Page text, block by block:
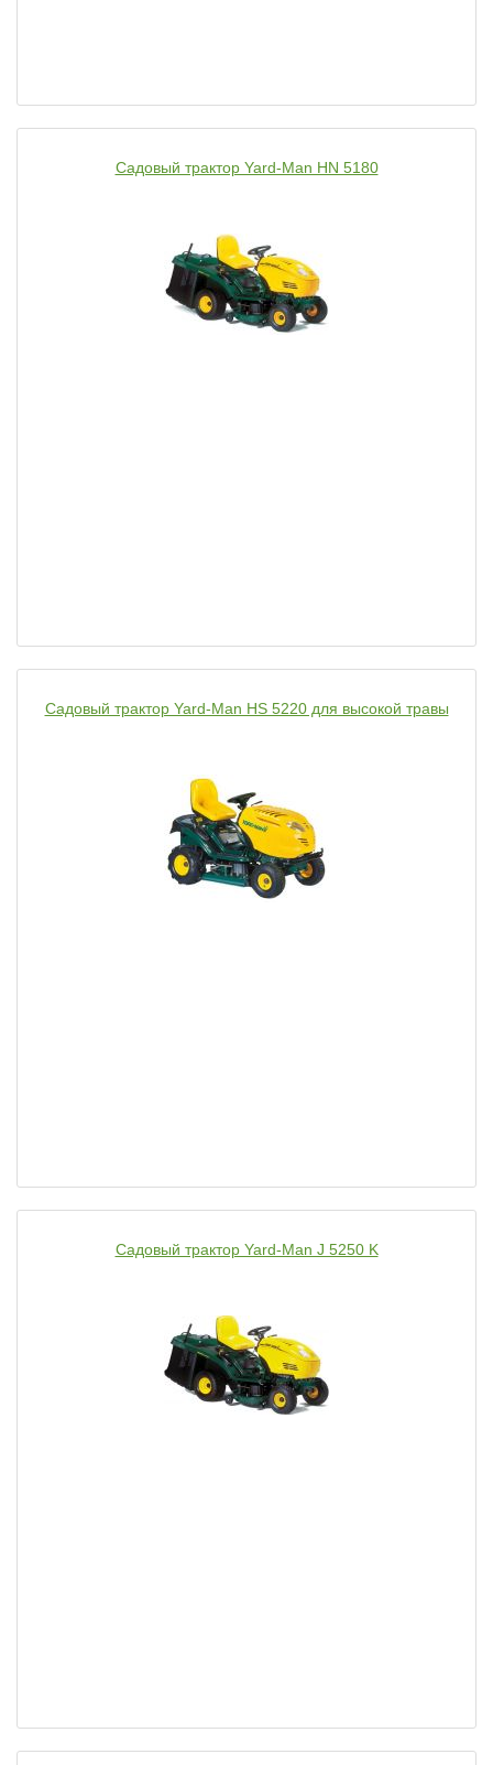
Садовый трактор Yard-Man HN 5180
Садовый трактор Yard-Man HS 5220 для высокой травы
Садовый трактор Yard-Man J 5250 K